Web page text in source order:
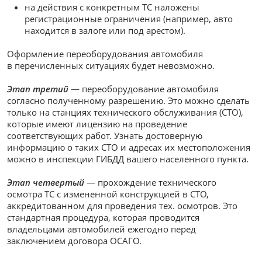
на действия с конкретным ТС наложены
регистрационные ограничения (например, авто
находится в залоге или под арестом).
Оформление переоборудования автомобиля
в перечисленных ситуациях будет невозможно.
Этап третий — переоборудование автомобиля
согласно полученному разрешению. Это можно сделать
только на станциях технического обслуживания (СТО),
которые имеют лицензию на проведение
соответствующих работ. Узнать достоверную
информацию о таких СТО и адресах их местоположения
можно в инспекции ГИБДД вашего населенного пункта.
Этап четвертый — прохождение технического
осмотра ТС с измененной конструкцией в СТО,
аккредитованном для проведения тех. осмотров. Это
стандартная процедура, которая проводится
владельцами автомобилей ежегодно перед
заключением договора ОСАГО.